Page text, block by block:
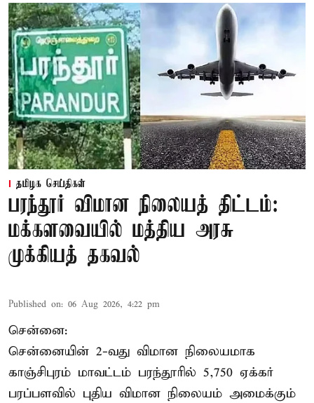
தமிழக செய்திகள்
பரந்தூர் விமான நிலையத் திட்டம்:
மக்களவையில் மத்திய அரசு
முக்கியத் தகவல்
Published on: 06 Aug 2026, 4:22 pm
சென்னை:
சென்னையின் 2-வது விமான நிலையமாக
காஞ்சிபுரம் மாவட்டம் பரந்தூரில் 5,750 ஏக்கர்
பரப்பளவில் புதிய விமான நிலையம் அமைக்கும்